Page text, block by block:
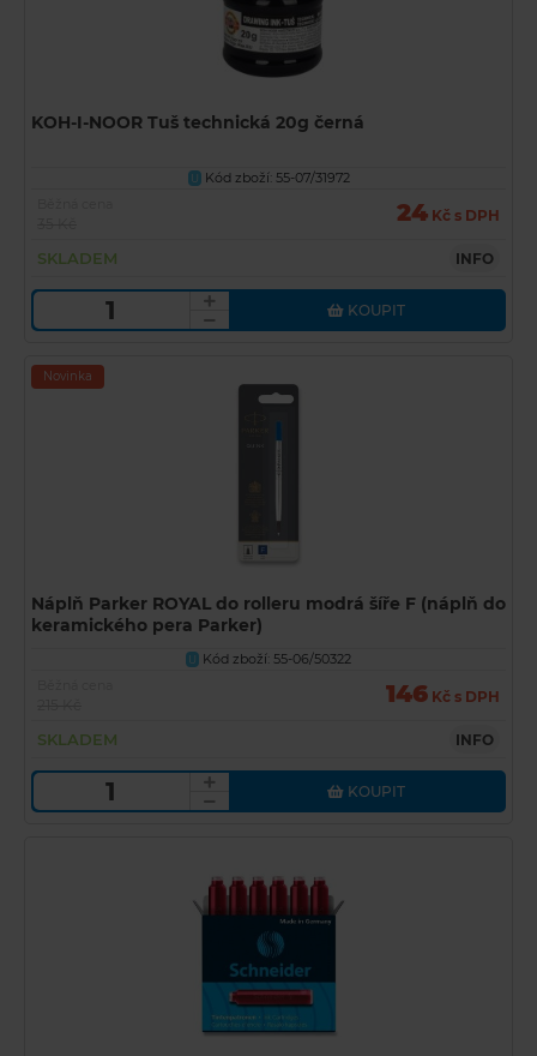
KOH-I-NOOR Tuš technická 20g černá
U Kód zboží: 55-07/31972
24 Kč s DPH
SKLADEM INFO
KOUPIT
Novinka
Náplň Parker ROYAL do rolleru modrá šíře F (náplň do
keramického pera Parker)
U
Kód zboží: 55-06/50322
146 Kč s DPH
SKLADEM INFO
KOUPIT